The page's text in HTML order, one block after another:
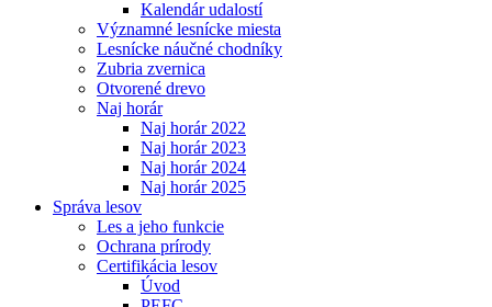
Kalendár udalostí
Významné lesnícke miesta
Lesnícke náučné chodníky
Zubria zvernica
Otvorené drevo
Naj horár
Naj horár 2022
Naj horár 2023
Naj horár 2024
Naj horár 2025
Správa lesov
Les a jeho funkcie
Ochrana prírody
Certifikácia lesov
Úvod